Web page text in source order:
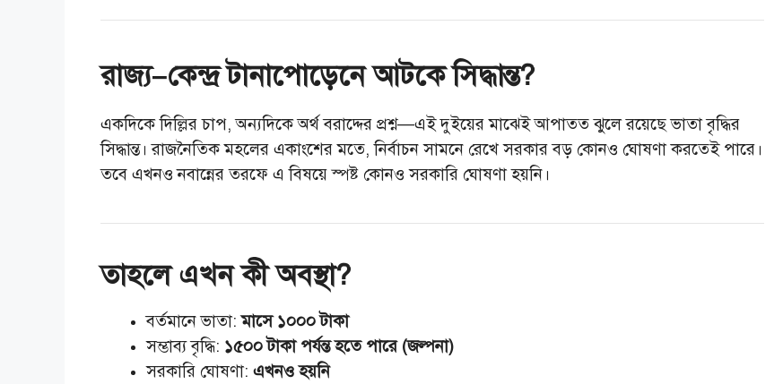
রাজ্য–কেন্দ্র টানাপোড়েনে আটকে সিদ্ধান্ত?
একদিকে দিল্লির চাপ, অন্যদিকে অর্থ বরাদ্দের প্রশ্ন—এই দুইয়ের মাঝেই আপাতত ঝুলে রয়েছে ভাতা বৃদ্ধির
সিদ্ধান্ত। রাজনৈতিক মহলের একাংশের মতে, নির্বাচন সামনে রেখে সরকার বড় কোনও ঘোষণা করতেই পারে।
তবে এখনও নবান্নের তরফে এ বিষয়ে স্পষ্ট কোনও সরকারি ঘোষণা হয়নি।
তাহলে এখন কী অবস্থা?
বর্তমানে ভাতা:মাসে ১০০০ টাকা
সম্ভাব্য বৃদ্ধি: ১৫০০ টাকা পর্যন্ত হতে পারে (জল্পনা)
সরকারি ঘোষণা: এখনও হয়নি